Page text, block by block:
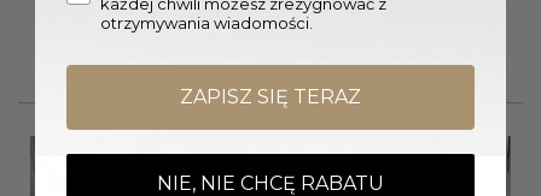
z konglomeratu
do
otrzymywania wiadomości.
ZAPISZ SIĘ TERAZ
NIE, NIE CHCĘ RABATU